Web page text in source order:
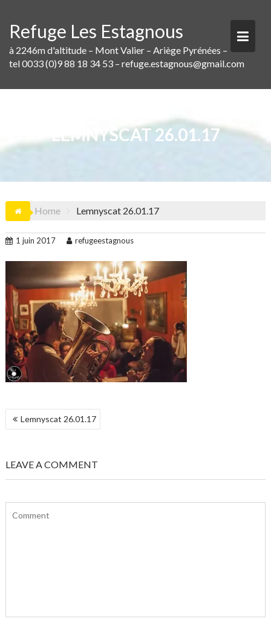
content
Refuge Les Estagnous
à 2246m d'altitude – Mont Valier – Ariège Pyrénées –
tel 0033 (0)9 88 18 34 53 – refuge.estagnous@gmail.com
LEMNYSCAT 26.01.17
Home Lemnyscat 26.01.17
1 juin 2017 refugeestagnous
NAVIGATION
DE
Lemnyscat 26.01.17
LEAVE A COMMENT